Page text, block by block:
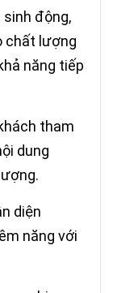
sinh động,
chất lượng
năng tiếp
tham
dung
diện
năng với